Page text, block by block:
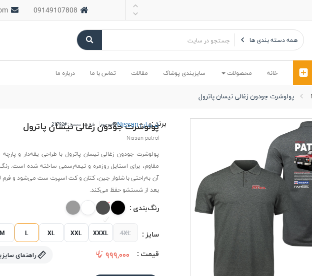
09149107808
همه دسته بندی ها
خانه محصولات سایزبندی پوشاک مقالات تماس با ما درباره ما
پولوشرت جودون زغالی نیسان پاترول
پولوشرت جودون زغالی نیسان پاترول
Nissan patrol
برند :نیسان Nissan موجود شناسه محصول:#21792
پولوشرت جودون زغالی نیسان پاترول با طراحی یقه‌دار و
مقاوم، برای استایل روزمره و نیمه‌رسمی ساخته شده است.
آن به‌راحتی با شلوار جین، کتان و کت اسپرت ست می‌شود و فرم
بعد از شستشو حفظ می‌کند.
رنگ‌بندی :
سایز : M L XL XXL XXXL 4XL
قیمت : ۹۹۹,۰۰۰ راهنمای